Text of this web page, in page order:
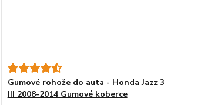
Gumové rohože do auta - Honda Jazz 3
III 2008-2014 Gumové koberce